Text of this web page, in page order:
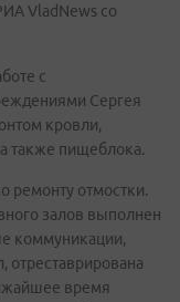
VladNews со
с
Сергея
кровли,
а также пищеблока.
ремонту отмостки.
залов выполнен
коммуникации,
отреставрирована
время